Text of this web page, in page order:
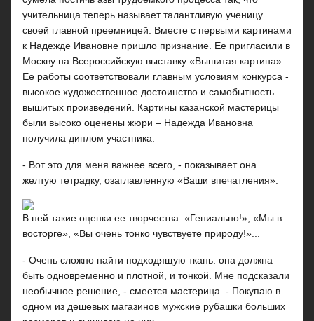
учительница теперь называет талантливую ученицу
своей главной преемницей. Вместе с первыми картинами
к Надежде Ивановне пришло признание. Ее пригласили в
Москву на Всероссийскую выставку «Вышитая картина».
Ее работы соответствовали главным условиям конкурса -
высокое художественное достоинство и самобытность
вышитых произведений. Картины казанской мастерицы
были высоко оценены жюри – Надежда Ивановна
получила диплом участника.
- Вот это для меня важнее всего, - показывает она
желтую тетрадку, озаглавленную «Ваши впечатления».
В ней такие оценки ее творчества: «Гениально!», «Мы в
восторге», «Вы очень тонко чувствуете природу!»...
- Очень сложно найти подходящую ткань: она должна
быть одновременно и плотной, и тонкой. Мне подсказали
необычное решение, - смеется мастерица. - Покупаю в
одном из дешевых магазинов мужские рубашки больших